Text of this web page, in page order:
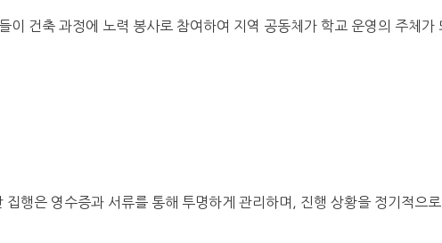
이 건축 과정에 노력 봉사로 참여하여 지역 공동체가 학교 운영의 주체가
집행은 영수증과 서류를 통해 투명하게 관리하며, 진행 상황을 정기적으